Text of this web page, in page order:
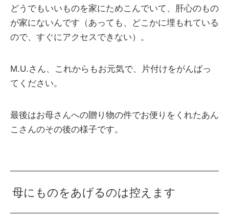
どうでもいいものを家にためこんでいて、肝心のもの
が家にないんです（あっても、どこかに埋もれている
ので、すぐにアクセスできない）。
M.U.さん、これからもお元気で、片付けをがんばっ
てください。
最後はお母さんへの贈り物の件でお便りをくれたあん
こさんのその後の様子です。
母にものをあげるのは控えます